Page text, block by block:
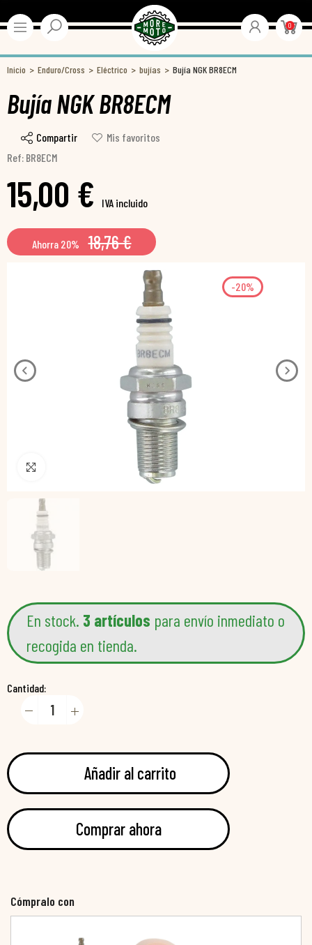
0
Inicio Enduro/Cross Eléctrico bujías Bujía NGK BR8ECM
Bujía NGK BR8ECM
Compartir
Mis favoritos
Ref: BR8ECM
15,00 € IVA incluido
Ahorra 20% 18,76 €
-20%
Pincha para agrandar
En stock. 3 artículos para envío inmediato o
recogida en tienda.
Cantidad:
Añadir al carrito
Comprar ahora
Cómpralo con